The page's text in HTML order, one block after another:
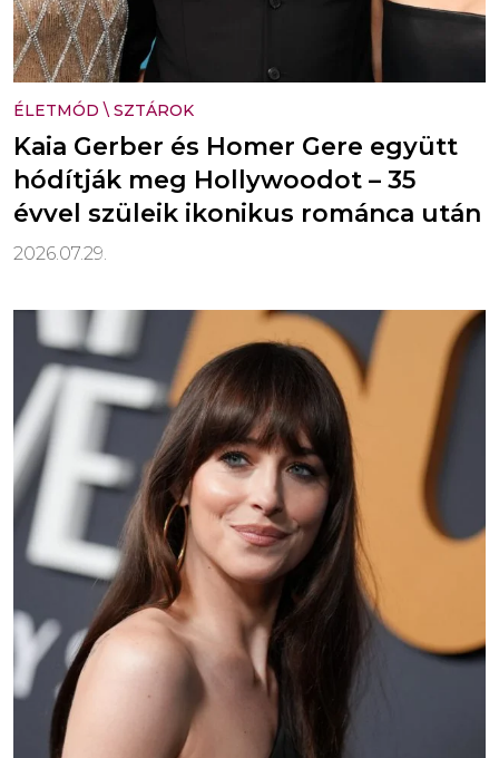
ÉLETMÓD \ SZTÁROK
Kaia Gerber és Homer Gere együtt
hódítják meg Hollywoodot – 35
évvel szüleik ikonikus románca után
2026.07.29.